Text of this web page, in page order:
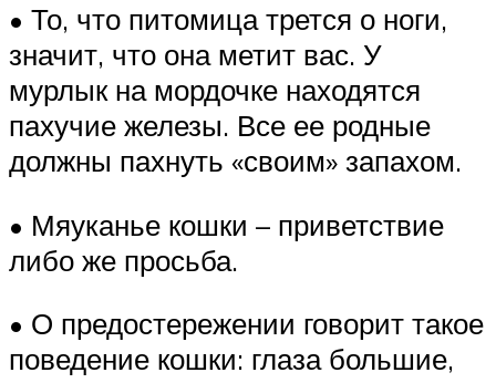
• То, что питомица трется о ноги,
значит, что она метит вас. У
мурлык на мордочке находятся
пахучие железы. Все ее родные
должны пахнуть «своим» запахом.
• Мяуканье кошки – приветствие
либо же просьба.
• О предостережении говорит такое
поведение кошки: глаза большие,